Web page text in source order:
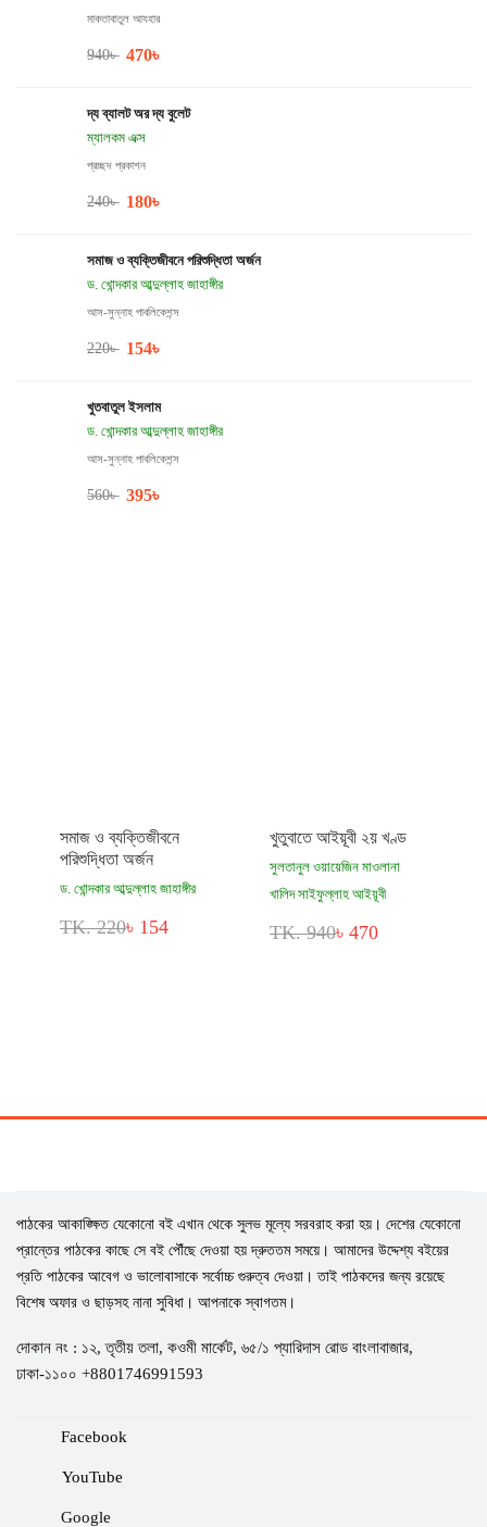
মাকতাবাতুল আযহার
940৳ 470৳
দ্য ব্যালট অর দ্য বুলেট
ম্যালকম এক্স
প্রচ্ছদ প্রকাশন
240৳ 180৳
সমাজ ও ব্যক্তিজীবনে পরিশুদ্ধিতা অর্জন
ড. খোন্দকার আব্দুল্লাহ জাহাঙ্গীর
আস-সুন্নাহ পাবলিকেশন্স
220৳ 154৳
খুতবাতুল ইসলাম
ড. খোন্দকার আব্দুল্লাহ জাহাঙ্গীর
আস-সুন্নাহ পাবলিকেশন্স
560৳ 395৳
সমাজ ও ব্যক্তিজীবনে
পরিশুদ্ধিতা অর্জন
ড. খোন্দকার আব্দুল্লাহ জাহাঙ্গীর
TK. 220৳ 154
খুতুবাতে আইয়ূবী ২য় খণ্ড
সুলতানুল ওয়ায়েজিন মাওলানা
খালিদ সাইফুল্লাহ আইয়ূবী
TK. 940৳ 470
পাঠকের আকাঙ্ক্ষিত যেকোনো বই এখান থেকে সুলভ মূল্যে সরবরাহ করা হয়। দেশের যেকোনো
প্রান্তের পাঠকের কাছে সে বই পৌঁছে দেওয়া হয় দ্রুততম সময়ে। আমাদের উদ্দেশ্য বইয়ের
প্রতি পাঠকের আবেগ ও ভালোবাসাকে সর্বোচ্চ গুরুত্ব দেওয়া। তাই পাঠকদের জন্য রয়েছে
বিশেষ অফার ও ছাড়সহ নানা সুবিধা। আপনাকে স্বাগতম।
দোকান নং : ১২, তৃতীয় তলা, কওমী মার্কেট, ৬৫/১ প্যারিদাস রোড বাংলাবাজার,
ঢাকা-১১০০ +8801746991593
Facebook
YouTube
Google